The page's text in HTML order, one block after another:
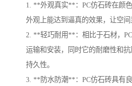
1. **外观真实**：PC仿石砖在颜
外观上能达到逼真的效果，让空间
2. **轻巧耐用**：相比于石材，
运输和安装，同时它的耐磨性和
持久性。
3. **防水防潮**：PC仿石砖具有